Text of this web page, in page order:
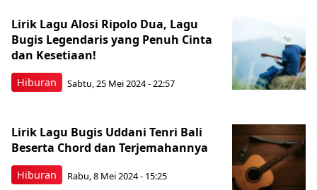
Hiburan
Lirik Lagu Alosi Ripolo Dua, Lagu
Bugis Legendaris yang Penuh Cinta
dan Kesetiaan!
Sabtu, 25 Mei 2024 - 22:57
Hiburan
Lirik Lagu Bugis Uddani Tenri Bali
Beserta Chord dan Terjemahannya
Rabu, 8 Mei 2024 - 15:25